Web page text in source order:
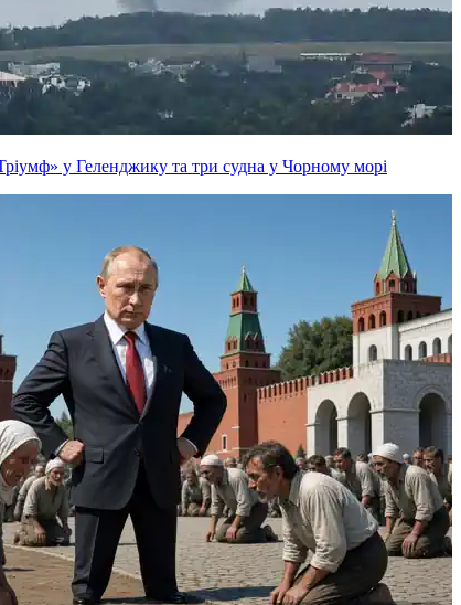
у Геленджику та три судна у Чорному морі